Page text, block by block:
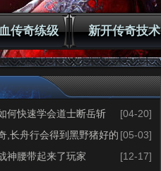
传奇练级 新开传奇技术
何快速学会道士断岳斩
[04-20]
,长舟行会得到黑野猪好的 [05-03]
神腰带起来了玩家
[12-17]